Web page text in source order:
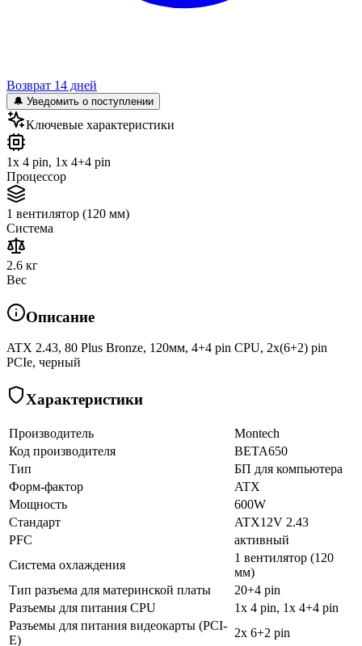
Возврат 14 дней
🔔 Уведомить о поступлении
Ключевые характеристики
1x 4 pin, 1x 4+4 pin
Процессор
1 вентилятор (120 мм)
Система
2.6 кг
Вес
Описание
ATX 2.43, 80 Plus Bronze, 120мм, 4+4 pin CPU, 2х(6+2) pin
PCIe, черный
Характеристики
Производитель
Montech
Код производителя
BETA650
Тип
БП для компьютера
Форм-фактор
ATX
Мощность
600W
Стандарт
ATX12V 2.43
PFC
активный
Система охлаждения
1 вентилятор (120
мм)
Тип разъема для материнской платы
20+4 pin
Разъемы для питания CPU
1x 4 pin, 1x 4+4 pin
Разъемы для питания видеокарты (PCI-
E)
2x 6+2 pin